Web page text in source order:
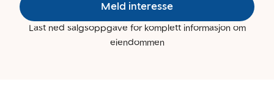
Meld interesse
Last ned salgsoppgave for komplett informasjon om
eiendommen